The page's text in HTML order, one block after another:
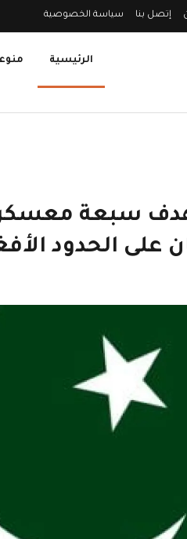
إتصل بنا سياسة الخصوصية
الرئيسية
سبعة
الحدود